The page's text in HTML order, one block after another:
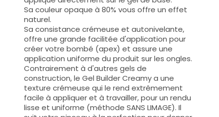
Sa couleur opaque à 80% vous offre un effet
naturel.
Sa consistance crémeuse et autonivelante,
offre une grande facilitée d'application pour
créer votre bombé (apex) et assure une
application uniforme du produit sur les ongles.
Contrairement à d'autres gels de
construction, le Gel Builder Creamy a une
texture crémeuse qui le rend extrêmement
facile à appliquer et à travailler, pour un rendu
lisse et uniforme (méthode SANS LIMAGE). Il